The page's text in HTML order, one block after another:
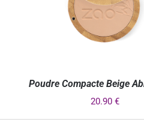
Poudre Compacte Beige
20.90 €